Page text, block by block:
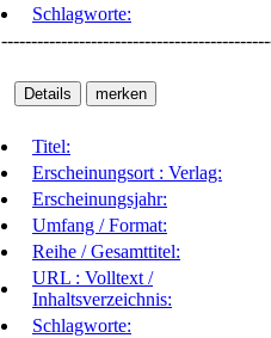
Schlagworte:
Titel:
Erscheinungsort : Verlag:
Erscheinungsjahr:
Umfang / Format:
Reihe / Gesamttitel:
URL : Volltext /
Inhaltsverzeichnis:
Schlagworte: